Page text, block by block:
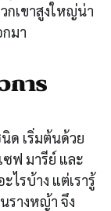
กเขาสูงใหญ่น่า
มา
การ
ด เริ่มต้นด้วย
ฟ มารีย์ และ
ไรบ้าง แต่เรารู้
รางหญ้า จึง